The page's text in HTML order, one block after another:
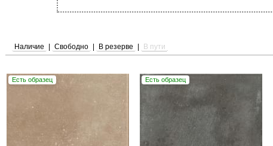
Наличие Свободно В резерве В пути
Есть образец Есть образец